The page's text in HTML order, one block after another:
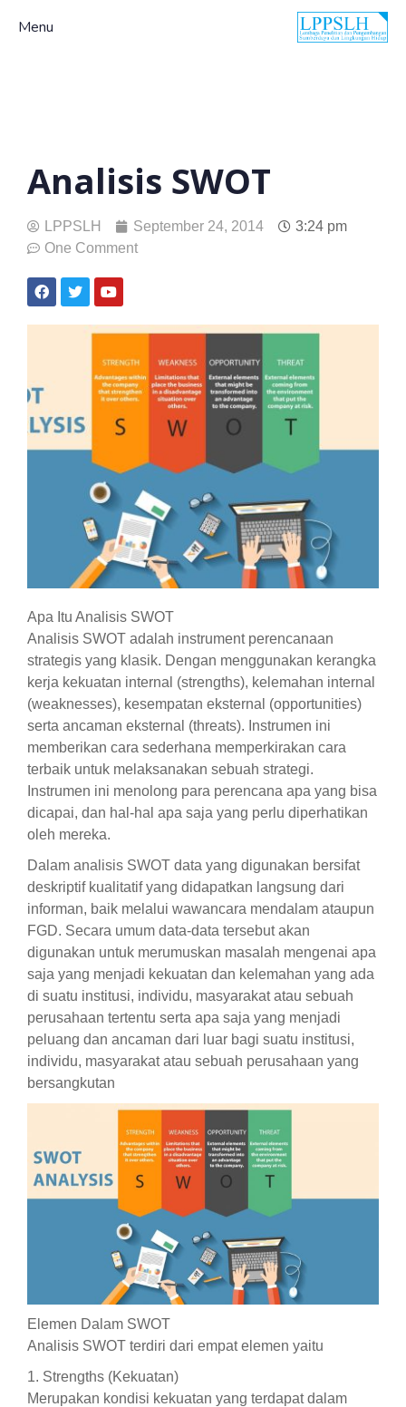
Menu
Analisis SWOT
LPPSLH September 24, 2014
3:24 pm
One Comment
Apa Itu Analisis SWOT
Analisis SWOT adalah instrument perencanaan
strategis yang klasik. Dengan menggunakan kerangka
kerja kekuatan internal (strengths), kelemahan internal
(weaknesses), kesempatan eksternal (opportunities)
serta ancaman eksternal (threats). Instrumen ini
memberikan cara sederhana memperkirakan cara
terbaik untuk melaksanakan sebuah strategi.
Instrumen ini menolong para perencana apa yang bisa
dicapai, dan hal-hal apa saja yang perlu diperhatikan
oleh mereka.
Dalam analisis SWOT data yang digunakan bersifat
deskriptif kualitatif yang didapatkan langsung dari
informan, baik melalui wawancara mendalam ataupun
FGD. Secara umum data-data tersebut akan
digunakan untuk merumuskan masalah mengenai apa
saja yang menjadi kekuatan dan kelemahan yang ada
di suatu institusi, individu, masyarakat atau sebuah
perusahaan tertentu serta apa saja yang menjadi
peluang dan ancaman dari luar bagi suatu institusi,
individu, masyarakat atau sebuah perusahaan yang
bersangkutan
Elemen Dalam SWOT
Analisis SWOT terdiri dari empat elemen yaitu
1. Strengths (Kekuatan)
Merupakan kondisi kekuatan yang terdapat dalam